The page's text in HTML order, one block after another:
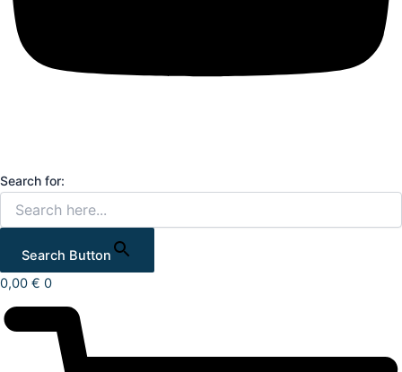
Search for:
Search Button
0,00 € 0